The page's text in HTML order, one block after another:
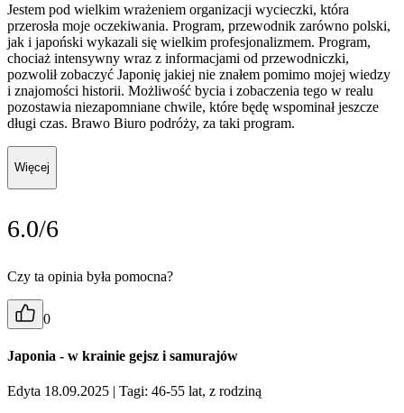
Jestem pod wielkim wrażeniem organizacji wycieczki, która
przerosła moje oczekiwania. Program, przewodnik zarówno polski,
jak i japoński wykazali się wielkim profesjonalizmem. Program,
chociaż intensywny wraz z informacjami od przewodniczki,
pozwolił zobaczyć Japonię jakiej nie znałem pomimo mojej wiedzy
i znajomości historii. Możliwość bycia i zobaczenia tego w realu
pozostawia niezapomniane chwile, które będę wspominał jeszcze
długi czas. Brawo Biuro podróży, za taki program.
Więcej
6.0/6
Czy ta opinia była pomocna?
0
Japonia - w krainie gejsz i samurajów
Edyta 18.09.2025 | Tagi: 46-55 lat, z rodziną